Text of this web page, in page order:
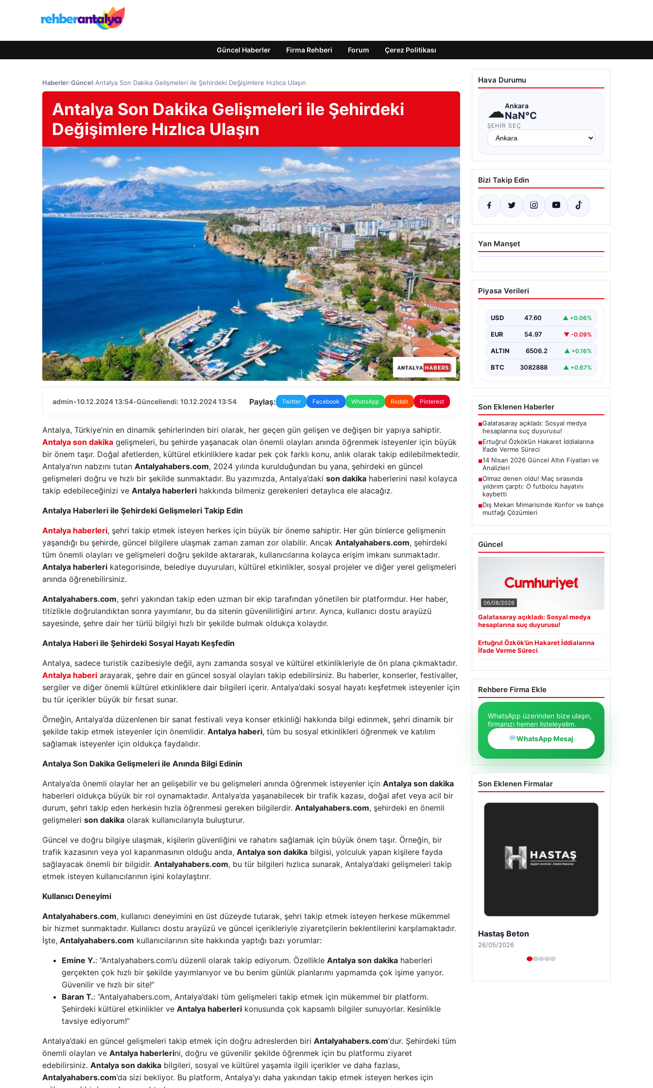
Güncel Haberler Firma Rehberi Forum Çerez Politikası
Haberler›Güncel›Antalya Son Dakika Gelişmeleri ile Şehirdeki Değişimlere Hızlıca Ulaşın
Antalya Son Dakika Gelişmeleri ile Şehirdeki
Değişimlere Hızlıca Ulaşın
admin•10.12.2024 13:54•Güncellendi: 10.12.2024 13:54 Paylaş: Twitter Facebook WhatsApp Reddit Pinterest
Antalya, Türkiye’nin en dinamik şehirlerinden biri olarak, her geçen gün gelişen ve değişen bir yapıya sahiptir.
Antalya son dakika gelişmeleri, bu şehirde yaşanacak olan önemli olayları anında öğrenmek isteyenler için büyük
bir önem taşır. Doğal afetlerden, kültürel etkinliklere kadar pek çok farklı konu, anlık olarak takip edilebilmektedir.
Antalya’nın nabzını tutan Antalyahabers.com, 2024 yılında kurulduğundan bu yana, şehirdeki en güncel
gelişmeleri doğru ve hızlı bir şekilde sunmaktadır. Bu yazımızda, Antalya’daki son dakika haberlerini nasıl kolayca
takip edebileceğinizi ve Antalya haberleri hakkında bilmeniz gerekenleri detaylıca ele alacağız.
Antalya Haberleri ile Şehirdeki Gelişmeleri Takip Edin
Antalya haberleri, şehri takip etmek isteyen herkes için büyük bir öneme sahiptir. Her gün binlerce gelişmenin
yaşandığı bu şehirde, güncel bilgilere ulaşmak zaman zaman zor olabilir. Ancak Antalyahabers.com, şehirdeki
tüm önemli olayları ve gelişmeleri doğru şekilde aktararak, kullanıcılarına kolayca erişim imkanı sunmaktadır.
Antalya haberleri kategorisinde, belediye duyuruları, kültürel etkinlikler, sosyal projeler ve diğer yerel gelişmeleri
anında öğrenebilirsiniz.
Antalyahabers.com, şehri yakından takip eden uzman bir ekip tarafından yönetilen bir platformdur. Her haber,
titizlikle doğrulandıktan sonra yayımlanır, bu da sitenin güvenilirliğini artırır. Ayrıca, kullanıcı dostu arayüzü
sayesinde, şehre dair her türlü bilgiyi hızlı bir şekilde bulmak oldukça kolaydır.
Antalya Haberi ile Şehirdeki Sosyal Hayatı Keşfedin
Antalya, sadece turistik cazibesiyle değil, aynı zamanda sosyal ve kültürel etkinlikleriyle de ön plana çıkmaktadır.
Antalya haberi arayarak, şehre dair en güncel sosyal olayları takip edebilirsiniz. Bu haberler, konserler, festivaller,
sergiler ve diğer önemli kültürel etkinliklere dair bilgileri içerir. Antalya’daki sosyal hayatı keşfetmek isteyenler için
bu tür içerikler büyük bir fırsat sunar.
Örneğin, Antalya’da düzenlenen bir sanat festivali veya konser etkinliği hakkında bilgi edinmek, şehri dinamik bir
şekilde takip etmek isteyenler için önemlidir. Antalya haberi, tüm bu sosyal etkinlikleri öğrenmek ve katılım
sağlamak isteyenler için oldukça faydalıdır.
Antalya Son Dakika Gelişmeleri ile Anında Bilgi Edinin
Antalya’da önemli olaylar her an gelişebilir ve bu gelişmeleri anında öğrenmek isteyenler için Antalya son dakika
haberleri oldukça büyük bir rol oynamaktadır. Antalya’da yaşanabilecek bir trafik kazası, doğal afet veya acil bir
durum, şehri takip eden herkesin hızla öğrenmesi gereken bilgilerdir. Antalyahabers.com, şehirdeki en önemli
gelişmeleri son dakika olarak kullanıcılarıyla buluşturur.
Güncel ve doğru bilgiye ulaşmak, kişilerin güvenliğini ve rahatını sağlamak için büyük önem taşır. Örneğin, bir
trafik kazasının veya yol kapanmasının olduğu anda, Antalya son dakika bilgisi, yolculuk yapan kişilere fayda
sağlayacak önemli bir bilgidir. Antalyahabers.com, bu tür bilgileri hızlıca sunarak, Antalya’daki gelişmeleri takip
etmek isteyen kullanıcılarının işini kolaylaştırır.
Kullanıcı Deneyimi
Antalyahabers.com, kullanıcı deneyimini en üst düzeyde tutarak, şehri takip etmek isteyen herkese mükemmel
bir hizmet sunmaktadır. Kullanıcı dostu arayüzü ve güncel içerikleriyle ziyaretçilerin beklentilerini karşılamaktadır.
İşte, Antalyahabers.com kullanıcılarının site hakkında yaptığı bazı yorumlar:
Emine Y.: “Antalyahabers.com’u düzenli olarak takip ediyorum. Özellikle Antalya son dakika haberleri
gerçekten çok hızlı bir şekilde yayımlanıyor ve bu benim günlük planlarımı yapmamda çok işime yarıyor.
Güvenilir ve hızlı bir site!”
Baran T.: “Antalyahabers.com, Antalya’daki tüm gelişmeleri takip etmek için mükemmel bir platform.
Şehirdeki kültürel etkinlikler ve Antalya haberleri konusunda çok kapsamlı bilgiler sunuyorlar. Kesinlikle
tavsiye ediyorum!”
Antalya’daki en güncel gelişmeleri takip etmek için doğru adreslerden biri Antalyahabers.com‘dur. Şehirdeki tüm
önemli olayları ve Antalya haberlerini, doğru ve güvenilir şekilde öğrenmek için bu platformu ziyaret
edebilirsiniz. Antalya son dakika bilgileri, sosyal ve kültürel yaşamla ilgili içerikler ve daha fazlası,
Antalyahabers.com’da sizi bekliyor. Bu platform, Antalya’yı daha yakından takip etmek isteyen herkes için
Hava Durumu
☁Ankara
NaN°C
ŞEHIR SEÇ
Bizi Takip Edin
Yan Manşet
06.08.2026
Ertuğrul Özkök’ün
Hakaret İddialarına İfade
Ünlü gazeteci ve yazar Ertuğrul
iddialarıyla yürütülen soruşturma
Piyasa Verileri
USD 47.60 ▲ +0.06%
EUR 54.97 ▼ -0.09%
ALTIN 6506.2 ▲ +0.16%
BTC 3082888 ▲ +0.67%
Son Eklenen Haberler
■Galatasaray açıkladı: Sosyal medya
hesaplarına suç duyurusu!
■Ertuğrul Özkök’ün Hakaret İddialarına
İfade Verme Süreci
■14 Nisan 2026 Güncel Altın Fiyatları ve
Analizleri
■Olmaz denen oldu! Maç sırasında
yıldırım çarptı: O futbolcu hayatını
kaybetti
■Dış Mekan Mimarisinde Konfor ve bahçe
mutfağı Çözümleri
Güncel
06/08/2026
Galatasaray açıkladı: Sosyal medya
hesaplarına suç duyurusu!
Ertuğrul Özkök’ün Hakaret İddialarına
İfade Verme Süreci
Rehbere Firma Ekle
WhatsApp üzerinden bize ulaşın,
firmanızı hemen listeleyelim.
WhatsApp Mesaj
Son Eklenen Firmalar
Enes Kaplan Avukatlık Bürosu
28/04/2026